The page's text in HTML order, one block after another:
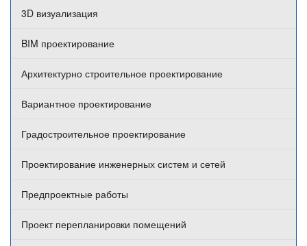
3D визуализация
BIM проектирование
Архитектурно строительное проектирование
Вариантное проектирование
Градостроительное проектирование
Проектирование инженерных систем и сетей
Предпроектные работы
Проект перепланировки помещений